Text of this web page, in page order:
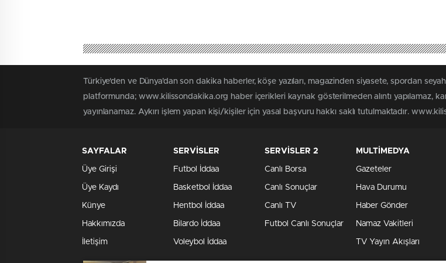
Türkiye'den ve Dünya’dan son dakika haberler, köşe yazıları, magazinden siyasete, spordan
platformunda; www.kilissondakika.org haber içerikleri kaynak gösterilmeden alıntı yapılamaz,
yayınlanamaz. Aykırı işlem yapan kişi/kişiler için yasal başvuru hakkı saklı tutulmaktadır.
SAYFALAR
Üye Girişi
Üye Kaydı
Künye
Hakkımızda
İletişim
SERVİSLER
Futbol İddaa
Basketbol İddaa
Hentbol İddaa
Bilardo İddaa
Voleybol İddaa
SERVİSLER 2
Canlı Borsa
Canlı Sonuçlar
Canlı TV
Futbol Canlı Sonuçlar
MULTİMEDYA
Gazeteler
Hava Durumu
Haber Gönder
Namaz Vakitleri
TV Yayın Akışları